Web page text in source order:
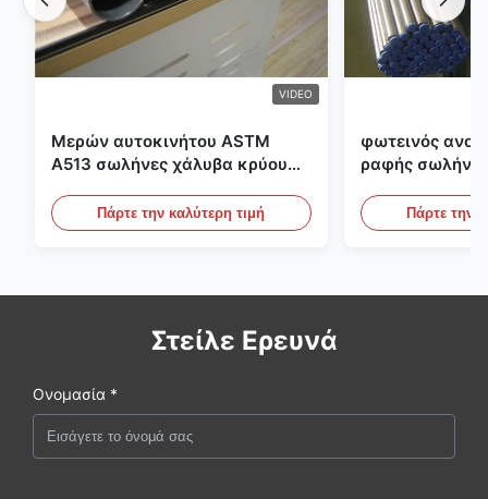
VIDEO
Μερών αυτοκινήτου ASTM
A513 σωλήνες χάλυβα κρύου
την παραγωγή DOM
Πάρτε την καλύτερη τιμή
φωτεινός
ραφής
υδραυλικά
Πάρτε την
Στείλε Ερευνά
Ονομασία *